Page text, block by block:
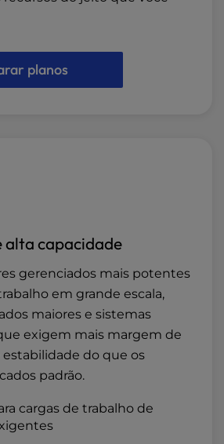
planos
alta capacidade
gerenciados mais potentes
em grande escala,
maiores e sistemas
exigem mais margem de
do que os
padrão.
cargas de trabalho de